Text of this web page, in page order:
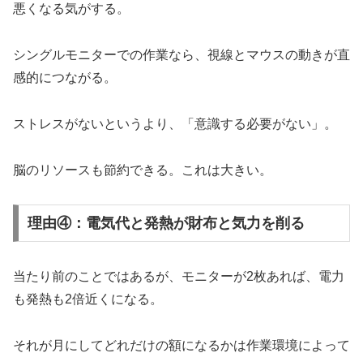
悪くなる気がする。
シングルモニターでの作業なら、視線とマウスの動きが直
感的につながる。
ストレスがないというより、「意識する必要がない」。
脳のリソースも節約できる。これは大きい。
理由④：電気代と発熱が財布と気力を削る
当たり前のことではあるが、モニターが2枚あれば、電力
も発熱も2倍近くになる。
それが月にしてどれだけの額になるかは作業環境によって